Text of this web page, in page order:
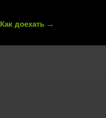
Как доехать →